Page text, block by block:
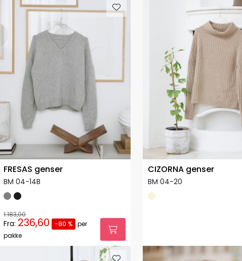
FRESAS genser
BM 04-14B
1.183,00
Fra: 236,60 -80 % per
pakke
CIZORNA genser
BM 04-20